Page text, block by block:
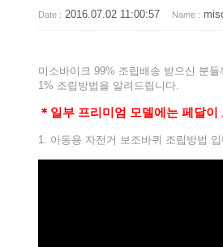
Date : 2016.07.02 11:00:57 Name :
미소바이크 99% 조립배송 받으신 분들
1% 조립방법을 알려드립니다.
＊일부 프리미엄 모델에는 페달
1. 아동용 자전거 보조바퀴 조립방법